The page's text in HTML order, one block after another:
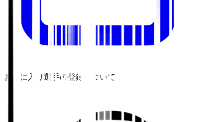
お気に入り選手の登録について